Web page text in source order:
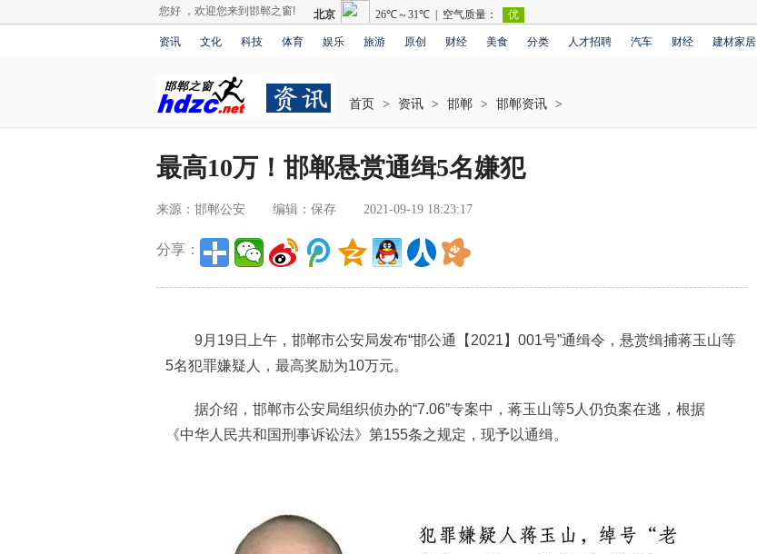
您好 ，欢迎您来到邯郸之窗!
资讯 文化 科技 体育 娱乐 旅游 原创 财经 美食 分类 人才招聘 汽车 财经 建材家居
首页 > 资讯 > 邯郸 > 邯郸资讯 >
最高10万！邯郸悬赏通缉5名嫌犯
来源：邯郸公安 编辑：保存 2021-09-19 18:23:17
分享：
9月19日上午，邯郸市公安局发布“邯公通【2021】001号”通缉令，悬赏缉捕蒋玉山等
5名犯罪嫌疑人，最高奖励为10万元。
据介绍，邯郸市公安局组织侦办的“7.06”专案中，蒋玉山等5人仍负案在逃，根据
《中华人民共和国刑事诉讼法》第155条之规定，现予以通缉。